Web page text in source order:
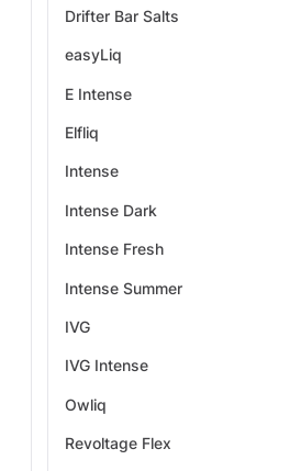
Drifter Bar Salts
easyLiq
E Intense
Elfliq
Intense
Intense Dark
Intense Fresh
Intense Summer
IVG
IVG Intense
Owliq
Revoltage Flex